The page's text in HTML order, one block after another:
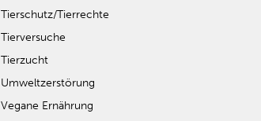
Tierschutz/Tierrechte
Tierversuche
Tierzucht
Umweltzerstörung
Vegane Ernährung